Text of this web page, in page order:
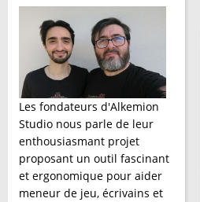
Les fondateurs d'Alkemion
Studio nous parle de leur
enthousiasmant projet
proposant un outil fascinant
et ergonomique pour aider
meneur de jeu, écrivains et